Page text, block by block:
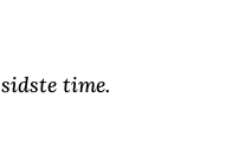
time.